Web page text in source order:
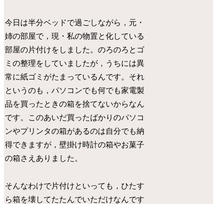
今日は半分ベッドで過ごしながら，元・
姉の部屋で，現・私の物置と化している
部屋の片付けをしました。のろのろとゴ
ミの整理をしていましたが，うちには異
常に紙ゴミがたまっているんです。それ
というのも，パソコンでも何でも家電製
品を買ったときの箱を捨てないからなん
です。このあいだ買ったばかりのパソコ
ンやプリンタの箱があるのは自分でも納
得できますが，壁掛け時計の箱やお菓子
の箱さえありました。
そんなわけで片付けといっても，ひたす
ら箱を壊してたたんでいただけなんです